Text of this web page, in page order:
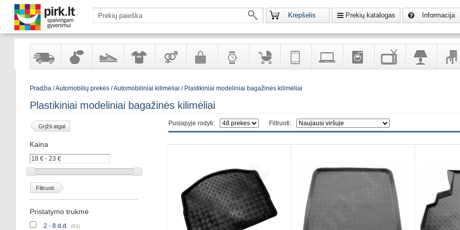
Krepšelis Prekių katalogas Informacija
Yra
Kvepalai
kosmetika
AvalynėApranga
aksesuarai
Prekės
GalanterijaLaikrodžiaiPrekės
Telekomunikacija,
Pradžia /Automobilių prekės /Automobiliniai kilimėliai / Plastikiniai modeliniai bagažinės kilimėliai
Plastikiniai modeliniai bagažinės kilimėliai
Puslapyje rodyti: Filtruoti:
Grįžti atgal
Kaina
Filtruoti
Pristatymo trukmė
2 - 8 d.d. (83)